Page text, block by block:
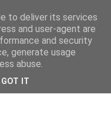
to deliver its services
and user-agent are
and security
generate usage
abuse.
GOT IT